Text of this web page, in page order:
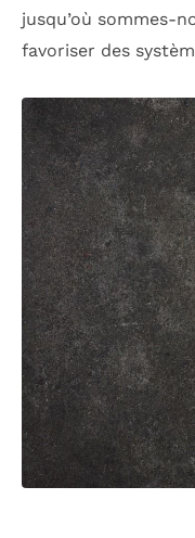
jusqu’où sommes-
favoriser des